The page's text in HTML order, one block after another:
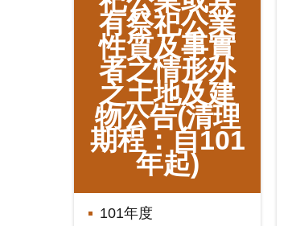
有祭祀公業
性質及事實
者之情形外
之土地及建
物公告(清理
期程：自101
年起)
101年度